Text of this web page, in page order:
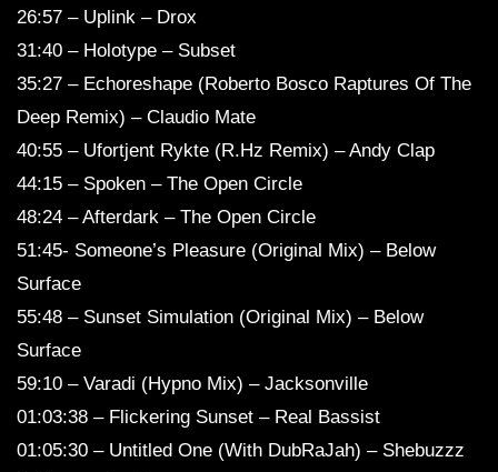
26:57 – Uplink – Drox
31:40 – Holotype – Subset
35:27 – Echoreshape (Roberto Bosco Raptures Of The
Deep Remix) – Claudio Mate
40:55 – Ufortjent Rykte (R.Hz Remix) – Andy Clap
44:15 – Spoken – The Open Circle
48:24 – Afterdark – The Open Circle
51:45- Someone’s Pleasure (Original Mix) – Below
Surface
55:48 – Sunset Simulation (Original Mix) – Below
Surface
59:10 – Varadi (Hypno Mix) – Jacksonville
01:03:38 – Flickering Sunset – Real Bassist
01:05:30 – Untitled One (With DubRaJah) – Shebuzzz